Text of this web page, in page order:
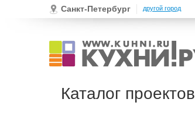
Санкт-Петербург другой город
Каталог проектов